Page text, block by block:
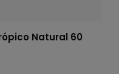
Natural 60